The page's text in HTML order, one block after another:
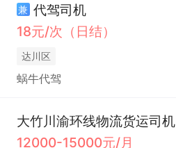
兼 代驾司机
18元/次（日结）
达川区
蜗牛代驾
大竹川渝环线物流货运司机
12000-15000元/月